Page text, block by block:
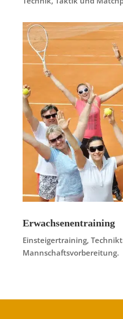
Erwachsenentraining
Einsteigertraining,
Mannschaftsvorbereitung.